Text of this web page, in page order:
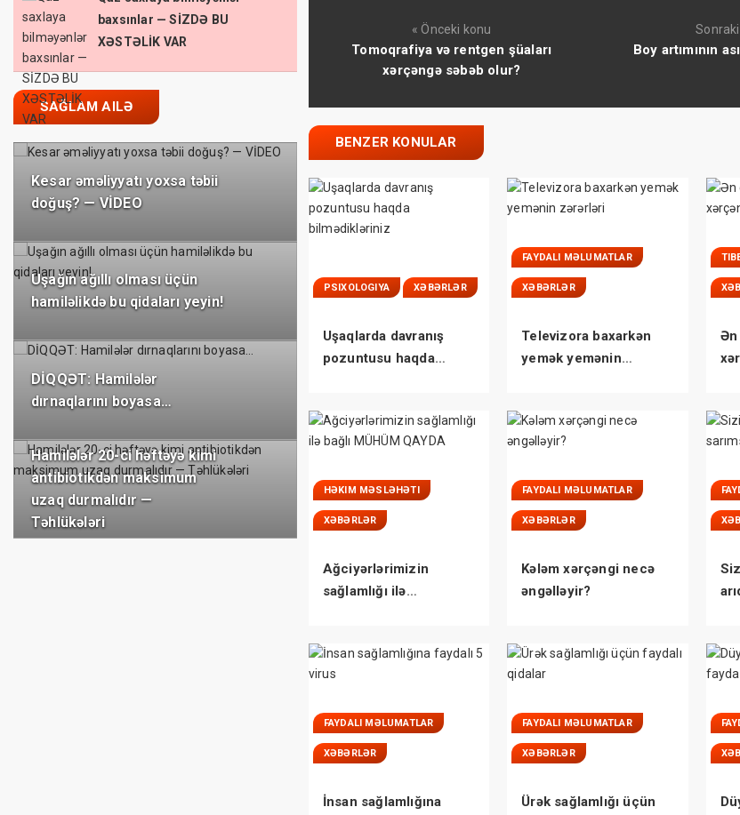
baxsınlar — SİZDƏ BU
XƏSTƏLİK VAR
SAĞLAM AILƏ
Kesar əməliyyatı yoxsa təbii
doğuş? — VİDEO
Uşağın ağıllı olması üçün
hamiləlikdə bu qidaları yeyin!
DİQQƏT: Hamilələr
dırnaqlarını boyasa…
Hamilələr 20-ci həftəyə kimi
antibiotikdən maksimum
uzaq durmalıdır —
Təhlükələri
« Önceki konu
Tomoqrafiya və rentgen şüaları
xərçəngə səbəb olur?
Boy artımının
BENZER KONULAR
PSIXOLOGIYA XƏBƏRLƏR
Uşaqlarda davranış
pozuntusu haqda
FAYDALI MƏLUMATLAR
XƏBƏRLƏR
Televizora baxarkən
yemək yemənin
Ən
HƏKIM MƏSLƏHƏTI
XƏBƏRLƏR
Ağciyərlərimizin
sağlamlığı ilə
FAYDALI MƏLUMATLAR
XƏBƏRLƏR
Kələm xərçəngi necə
əngəlləyir?
FAYDALI MƏLUMATLAR
XƏBƏRLƏR
İnsan sağlamlığına
FAYDALI MƏLUMATLAR
XƏBƏRLƏR
Ürək sağlamlığı üçün